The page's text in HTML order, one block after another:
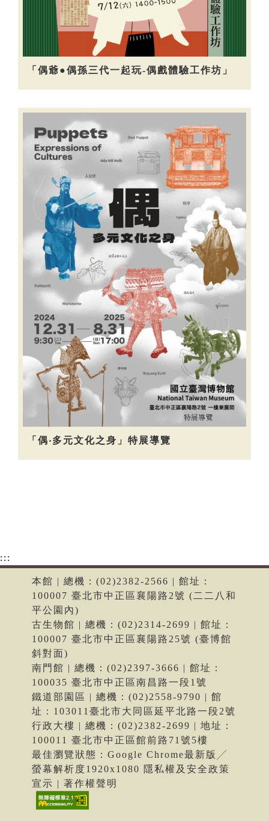
「偶爺●偶孫三代一起玩-偶戲體驗工作坊」
「偶‧多元文化之身」特展導覽
:::
本館 | 總機：(02)2382-2566 | 館址：
100007 臺北市中正區襄陽路2號 (二二八和
平公園內)
古生物館 | 總機：(02)2314-2699 | 館址：
100007 臺北市中正區襄陽路25號 (臺博館
斜對面)
南門館 | 總機：(02)2397-3666 | 館址：
100035 臺北市中正區南昌路一段1號
鐵道部園區 | 總機：(02)2558-9790 | 館
址：103011臺北市大同區延平北路一段2號
行政大樓 | 總機：(02)2382-2699 | 地址：
100011 臺北市中正區館前路71號5樓
最佳瀏覽狀態：Google Chrome最新版╱
螢幕解析度1920x1080 隱私權及安全政策
宣示 | 著作權聲明